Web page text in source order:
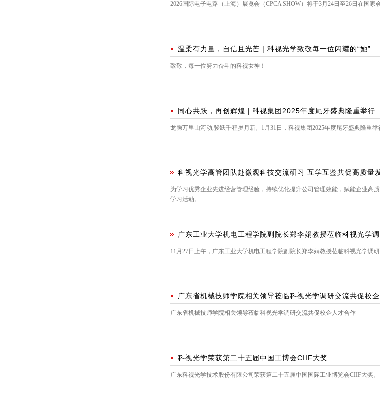
2026国际电子电路（上海）展览会（CPCA SHOW）将于3月24日至26日在国家
温柔有力量，自信且光芒 | 科视光学致敬每一位闪耀的“她”
致敬，每一位努力奋斗的科视女神！
同心共跃，再创辉煌 | 科视集团2025年度尾牙盛典隆重举行
龙腾万里山河动,骏跃千程岁月新。1月31日，科视集团2025年度尾牙盛典隆重举
科视光学高管团队赴微观科技交流研习 互学互鉴共促高质量
为学习优秀企业先进经营管理经验，持续优化提升公司管理效能，赋能企业高
学习活动。
广东工业大学机电工程学院副院长郑李娟教授莅临科视光学
11月27日上午，广东工业大学机电工程学院副院长郑李娟教授莅临科视光学调研
广东省机械技师学院相关领导莅临科视光学调研交流共促校
广东省机械技师学院相关领导莅临科视光学调研交流共促校企人才合作
科视光学荣获第二十五届中国工博会CIIF大奖
广东科视光学技术股份有限公司荣获第二十五届中国国际工业博览会CIIF大奖。